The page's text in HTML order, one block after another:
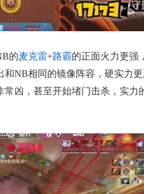
的麦克雷+路霸的正面火力更强
NB相同的镜像阵容，硬实力
凶，甚至开始堵门击杀，实力